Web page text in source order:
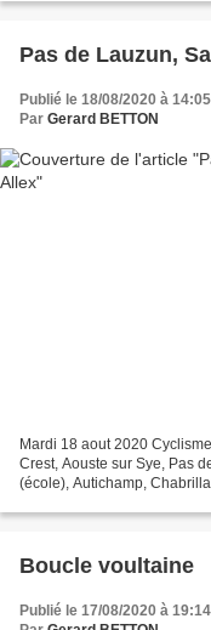
Pas de Lauzun,
Publié le 18/08/2020 à 14:05
Par Gerard BETTON
Mardi 18 aout 2020
Crest, Aouste sur Sye, Pas
(école), Autichamp, Chabrillan, Grane,
Boucle voultaine
Publié le 17/08/2020 à 19:14